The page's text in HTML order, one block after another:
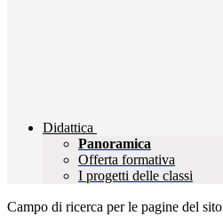
Didattica
Panoramica
Offerta formativa
I progetti delle classi
Campo di ricerca per le pagine del sito